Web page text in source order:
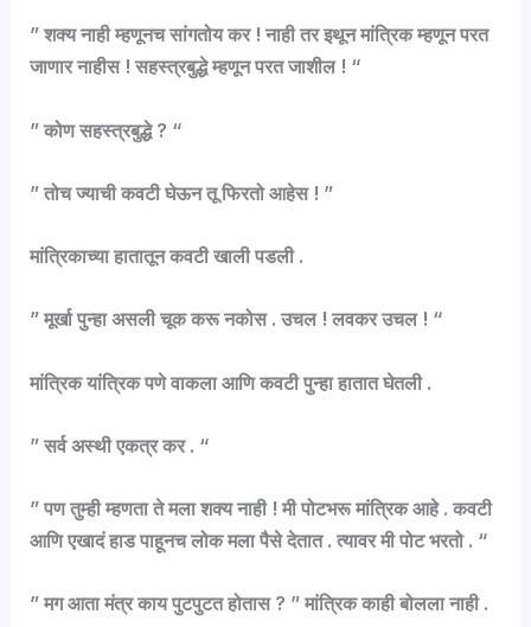
” शक्य नाही म्हणूनच सांगतोय कर ! नाही तर इथून मांत्रिक म्हणून परत
जाणार नाहीस ! सहस्त्रबुद्धे म्हणून परत जाशील ! “
” कोण सहस्त्रबुद्धे ? “
” तोच ज्याची कवटी घेऊन तू फिरतो आहेस ! ”
मांत्रिकाच्या हातातून कवटी खाली पडली .
” मूर्खा पुन्हा असली चूक करू नकोस . उचल ! लवकर उचल ! “
मांत्रिक यांत्रिक पणे वाकला आणि कवटी पुन्हा हातात घेतली .
” सर्व अस्थी एकत्र कर . “
” पण तुम्ही म्हणता ते मला शक्य नाही ! मी पोटभरू मांत्रिक आहे . कवटी
आणि एखादं हाड पाहूनच लोक मला पैसे देतात . त्यावर मी पोट भरतो . “
” मग आता मंत्र काय पुटपुटत होतास ? ” मांत्रिक काही बोलला नाही .